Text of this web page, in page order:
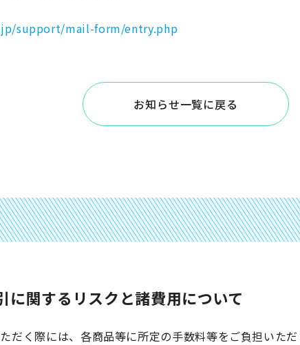
support/mail-form/entry.php
お知らせ一覧に戻る
に関するリスクと諸費用について
だく際には、各商品等に所定の手数料等をご負担いた